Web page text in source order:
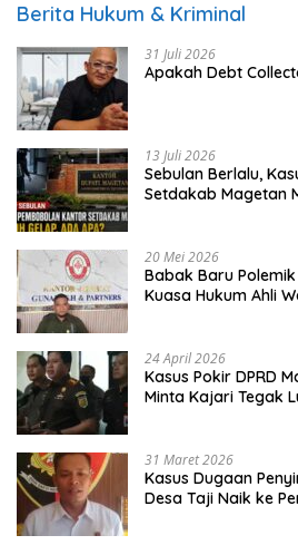
Berita Hukum & Kriminal
31 Juli 2026
Apakah Debt
13 Juli 2026
Sebulan Berlalu,
Setdakab Magetan
20 Mei 2026
Babak Baru
Kuasa Hukum Ahli
24 April 2026
Kasus Pokir DPRD
Minta Kajari Tegak
31 Maret 2026
Kasus Dugaan
Desa Taji Naik ke